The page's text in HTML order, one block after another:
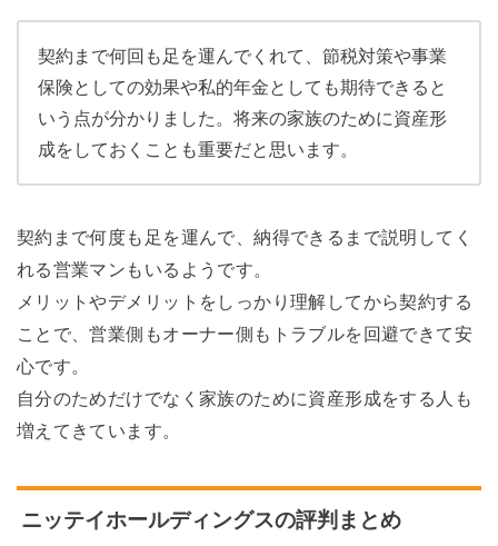
契約まで何回も足を運んでくれて、節税対策や事業
保険としての効果や私的年金としても期待できると
いう点が分かりました。将来の家族のために資産形
成をしておくことも重要だと思います。
契約まで何度も足を運んで、納得できるまで説明してく
れる営業マンもいるようです。
メリットやデメリットをしっかり理解してから契約する
ことで、営業側もオーナー側もトラブルを回避できて安
心です。
自分のためだけでなく家族のために資産形成をする人も
増えてきています。
ニッテイホールディングスの評判まとめ